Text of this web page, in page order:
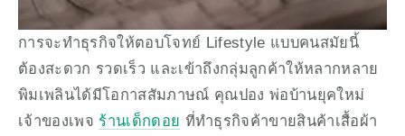
การจะทำธุรกิจให้ตอบโจทย์ Lifestyle แบบคนสมัยนี้
ต้องสะดวก รวดเร็ว และเข้าถึงกลุ่มลูกค้าให้หลากหลาย
พิมเพลินได้มีโอกาสสัมภาษณ์ คุณปอง พ่อบ้านยุคใหม่
เจ้าของเพจ ร้านเด็กดอย ที่ทำธุรกิจค้าขายสินค้าเสื้อผ้า